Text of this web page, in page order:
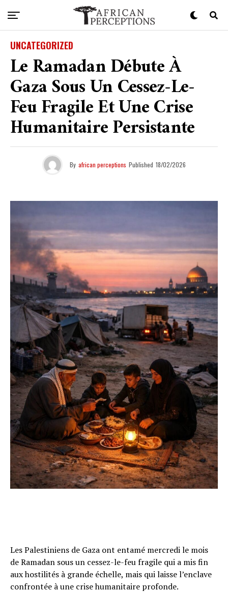
UNCATEGORIZED
Le Ramadan Débute À
Gaza Sous Un Cessez-Le-
Feu Fragile Et Une Crise
Humanitaire Persistante
By african perceptions Published 18/02/2026
Les Palestiniens de Gaza ont entamé mercredi le mois
de Ramadan sous un cessez-le-feu fragile qui a mis fin
aux hostilités à grande échelle, mais qui laisse l’enclave
confrontée à une crise humanitaire profonde.